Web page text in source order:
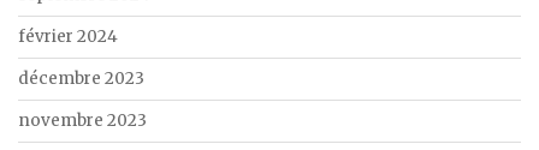
février 2024
décembre 2023
novembre 2023